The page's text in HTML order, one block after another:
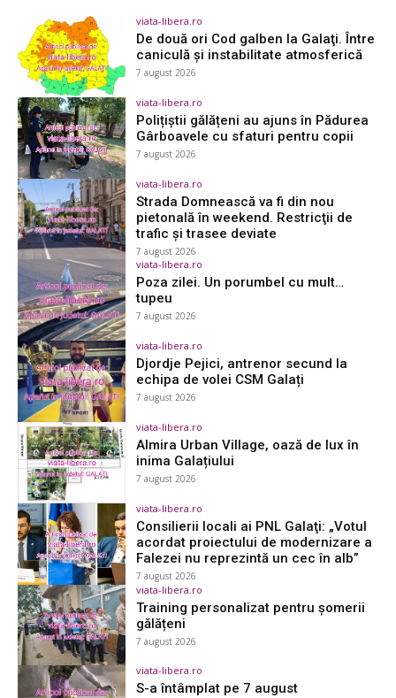
viata-libera.ro
De două ori Cod galben la Galaţi. Între
caniculă şi instabilitate atmosferică
7 august 2026
viata-libera.ro
Polițiștii gălățeni au ajuns în Pădurea
Gârboavele cu sfaturi pentru copii
7 august 2026
viata-libera.ro
Strada Domnească va fi din nou
pietonală în weekend. Restricţii de
trafic şi trasee deviate
7 august 2026
viata-libera.ro
Poza zilei. Un porumbel cu mult…
tupeu
7 august 2026
viata-libera.ro
Djordje Pejici, antrenor secund la
echipa de volei CSM Galați
7 august 2026
viata-libera.ro
Almira Urban Village, oază de lux în
inima Galațiului
7 august 2026
viata-libera.ro
Consilierii locali ai PNL Galaţi: „Votul
acordat proiectului de modernizare a
Falezei nu reprezintă un cec în alb”
7 august 2026
viata-libera.ro
Training personalizat pentru șomerii
gălățeni
7 august 2026
viata-libera.ro
S-a întâmplat pe 7 august